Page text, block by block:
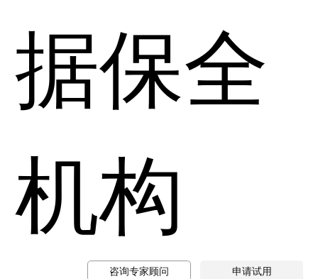
据保全
机构
咨询专家顾问 申请试用